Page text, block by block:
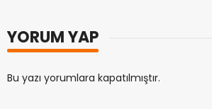
YORUM YAP
Bu yazı yorumlara kapatılmıştır.